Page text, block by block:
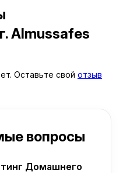
Almussafes
Оставьте свой отзыв
вопросы
Домашнего